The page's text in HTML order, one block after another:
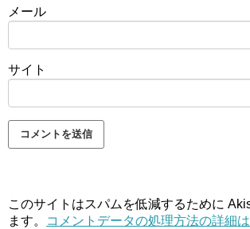
メール
サイト
このサイトはスパムを低減するために
ます。
コメントデータの処理方法の詳細